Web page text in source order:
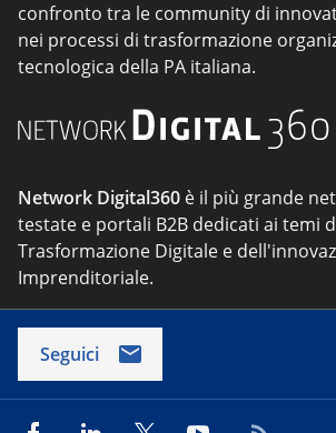
confronto tra le community di
nei processi di trasformazione
tecnologica della PA italiana.
Network Digital360 è il più grande
testate e portali B2B dedicati ai temi
Trasformazione Digitale e
Imprenditoriale.
Seguici